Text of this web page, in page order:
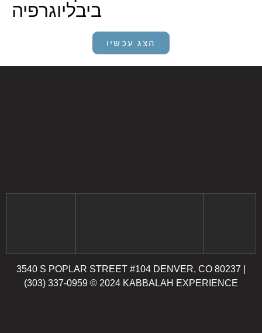
ביבליוגרפיה
הצג עכשיו
3540 S POPLAR STREET #104 DENVER, CO 80237
(303) 337-0959 © 2024 KABBALAH EXPERIENCE